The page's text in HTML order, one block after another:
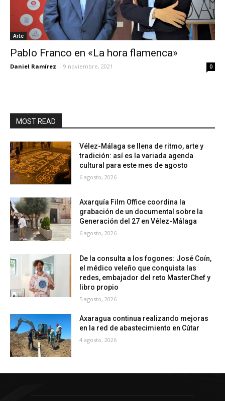
Arte
Pablo Franco en «La hora flamenca»
Daniel Ramírez - 9 noviembre, 2021 0
MOST READ
Vélez-Málaga se llena de ritmo, arte y
tradición: así es la variada agenda
cultural para este mes de agosto
6 agosto, 2026
Axarquía Film Office coordina la
grabación de un documental sobre la
Generación del 27 en Vélez-Málaga
6 agosto, 2026
De la consulta a los fogones: José Coín,
el médico veleño que conquista las
redes, embajador del reto MasterChef y
libro propio
5 agosto, 2026
Axaragua continua realizando mejoras
en la red de abastecimiento en Cútar
4 agosto, 2026